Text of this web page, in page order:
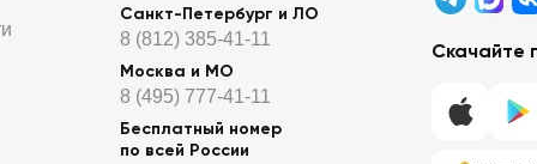
Санкт-Петербург и ЛО
8 (812) 385-41-11
Москва и МО
8 (495) 777-41-11
Бесплатный номер
по всей России
Скачайте